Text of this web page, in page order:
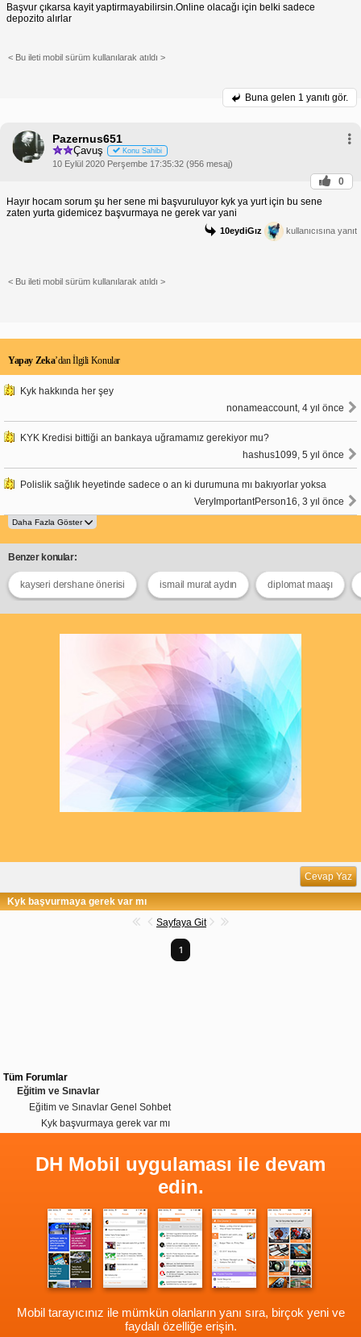
Başvur çıkarsa kayit yaptirmayabilirsin.Online olacağı için belki sadece
depozito alırlar
< Bu ileti mobil sürüm kullanılarak atıldı >
Buna gelen 1 yanıtı gör.
Pazernus651
Çavuş Konu Sahibi
10 Eylül 2020 Perşembe 17:35:32 (956 mesaj)
0
Hayır hocam sorum şu her sene mi başvuruluyor kyk ya yurt için bu sene
zaten yurta gidemicez başvurmaya ne gerek var yani
10eydiGız kullanıcısına yanıt
< Bu ileti mobil sürüm kullanılarak atıldı >
Yapay Zeka’dan İlgili Konular
Kyk hakkında her şey
nonameaccount, 4 yıl önce
KYK Kredisi bittiği an bankaya uğramamız gerekiyor mu?
hashus1099, 5 yıl önce
Polislik sağlık heyetinde sadece o an ki durumuna mı bakıyorlar yoksa
VeryImportantPerson16, 3 yıl önce
Benzer konular:
kayseri dershane önerisi ismail murat aydın diplomat maaşı
Cevap Yaz
Kyk başvurmaya gerek var mı
Sayfaya Git
1
Tüm Forumlar
Eğitim ve Sınavlar
Eğitim ve Sınavlar Genel Sohbet
Kyk başvurmaya gerek var mı
DH Mobil uygulaması ile devam
edin.
Mobil tarayıcınız ile mümkün olanların yanı sıra, birçok yeni ve
faydalı özelliğe erişin.